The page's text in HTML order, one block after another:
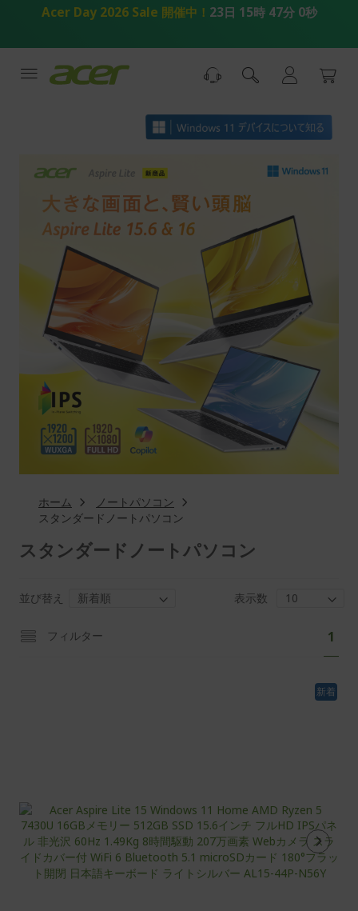
Acer Day 2026 Sale 開催中！ 23日 15時 47分 0秒
ホーム
ノートパソコン
スタンダードノートパソコン
スタンダードノートパソコン
並び替え 表示数
フィルター
ジ
あ
な
は
読
ん
で
1
新着